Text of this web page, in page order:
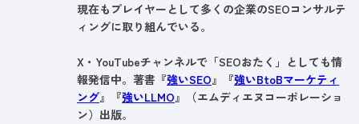
現在もプレイヤーとして多くの企業のSEOコンサルテ
ィングに取り組んでいる。
X・YouTubeチャンネルで「SEOおたく」としても情
報発信中。著書『強いSEO』『強いBtoBマーケティ
ング』『強いLLMO』（エムディエヌコーポレーショ
ン）出版。